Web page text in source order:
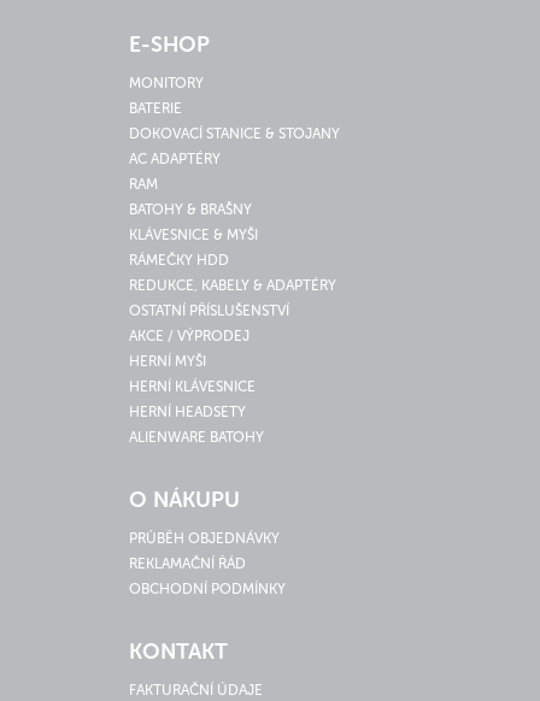
E-SHOP
MONITORY
BATERIE
DOKOVACÍ STANICE & STOJANY
AC ADAPTÉRY
RAM
BATOHY & BRAŠNY
KLÁVESNICE & MYŠI
RÁMEČKY HDD
REDUKCE, KABELY & ADAPTÉRY
OSTATNÍ PŘÍSLUŠENSTVÍ
AKCE / VÝPRODEJ
HERNÍ MYŠI
HERNÍ KLÁVESNICE
HERNÍ HEADSETY
ALIENWARE BATOHY
O NÁKUPU
PRŮBĚH OBJEDNÁVKY
REKLAMAČNÍ ŘÁD
OBCHODNÍ PODMÍNKY
KONTAKT
FAKTURAČNÍ ÚDAJE